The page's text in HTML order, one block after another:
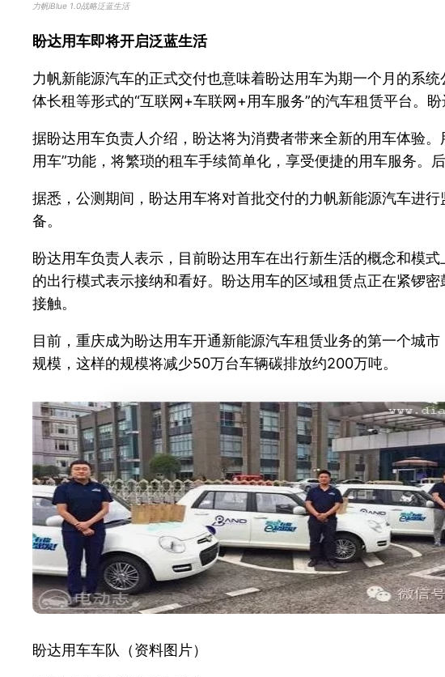
力帆iBlue 1.0战略泛蓝生活
盼达用车即将开启泛蓝生活
力帆新能源汽车的正式交付也意味着盼达用车为期一个月的系
体长租等形式的“互联网+车联网+用车服务”的汽车租赁平台。
据盼达用车负责人介绍，盼达将为消费者带来全新的用车体验
用车”功能，将繁琐的租车手续简单化，享受便捷的用车服务。
据悉，公测期间，盼达用车将对首批交付的力帆新能源汽车进
备。
盼达用车负责人表示，目前盼达用车在出行新生活的概念和模
的出行模式表示接纳和看好。盼达用车的区域租赁点正在紧锣
接触。
目前，重庆成为盼达用车开通新能源汽车租赁业务的第一个城
规模，这样的规模将减少50万台车辆碳排放约200万吨。
盼达用车车队（资料图片）